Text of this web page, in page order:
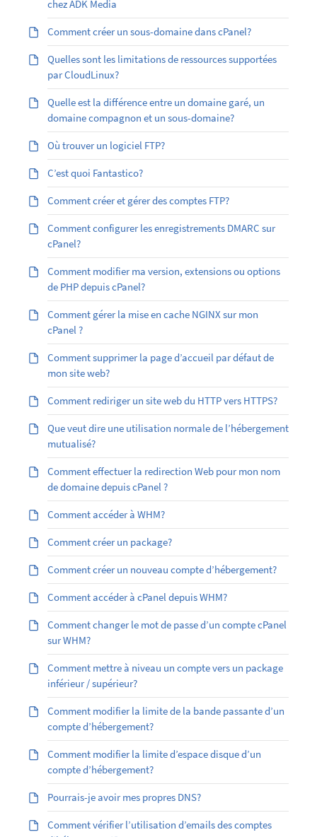
chez ADK Media
Comment créer un sous-domaine dans cPanel?
Quelles sont les limitations de ressources supportées
par CloudLinux?
Quelle est la différence entre un domaine garé, un
domaine compagnon et un sous-domaine?
Où trouver un logiciel FTP?
C’est quoi Fantastico?
Comment créer et gérer des comptes FTP?
Comment configurer les enregistrements DMARC sur
cPanel?
Comment modifier ma version, extensions ou options
de PHP depuis cPanel?
Comment gérer la mise en cache NGINX sur mon
cPanel ?
Comment supprimer la page d’accueil par défaut de
mon site web?
Comment rediriger un site web du HTTP vers HTTPS?
Que veut dire une utilisation normale de l’hébergement
mutualisé?
Comment effectuer la redirection Web pour mon nom
de domaine depuis cPanel ?
Comment accéder à WHM?
Comment créer un package?
Comment créer un nouveau compte d’hébergement?
Comment accéder à cPanel depuis WHM?
Comment changer le mot de passe d’un compte cPanel
sur WHM?
Comment mettre à niveau un compte vers un package
inférieur / supérieur?
Comment modifier la limite de la bande passante d’un
compte d’hébergement?
Comment modifier la limite d’espace disque d’un
compte d’hébergement?
Pourrais-je avoir mes propres DNS?
Comment vérifier l’utilisation d’emails des comptes